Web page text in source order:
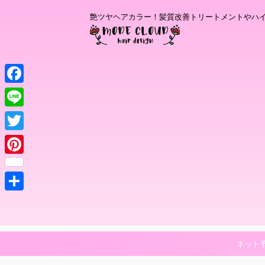
艶ツヤヘアカラー！髪質改善トリートメントやハ
ネット
F
a
c
e
b
o
k
L
i
n
e
T
w
e
r
P
r